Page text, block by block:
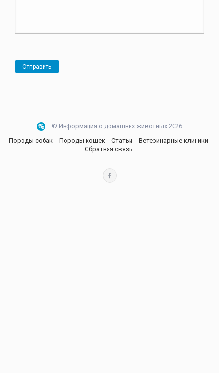
Отправить
© Информация о домашних животных 2026
Породы собак
Породы кошек Статьи
Ветеринарные клиники
Обратная связь